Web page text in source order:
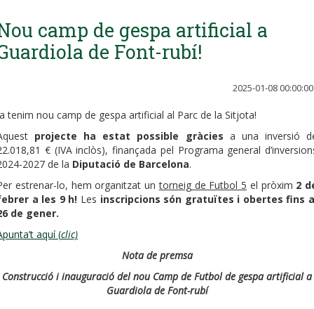
camp de gespa artificial a
de Font-rubí!
2025-01-08 00:00:00
tenim nou camp de gespa artificial al Parc de la Sitjota!
projecte ha estat possible gràcies a una inversió
€ (IVA inclòs), finançada pel Programa general
2027 de la Diputació de Barcelona.
estrenar-lo, hem organitzat untorneig de Futbol 5 el pròxim 2
a les 9 h! Les inscripcions són gratuïtes i obertes fins
de gener.
aquí (clic)
Nota de premsa
Construcció i inauguració del nou Camp de Futbol de gespa artificial a
Guardiola de Font-rubí